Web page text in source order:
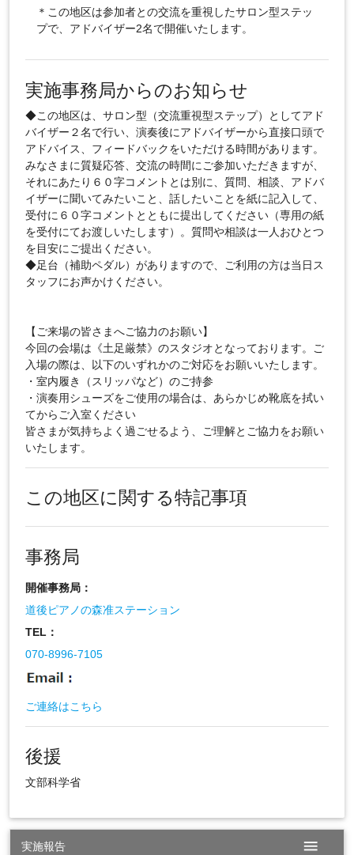
＊この地区は参加者との交流を重視したサロン型ステッ
プで、アドバイザー2名で開催いたします。
実施事務局からのお知らせ
◆この地区は、サロン型（交流重視型ステップ）としてアド
バイザー２名で行い、演奏後にアドバイザーから直接口頭で
アドバイス、フィードバックをいただける時間があります。
みなさまに質疑応答、交流の時間にご参加いただきますが、
それにあたり６０字コメントとは別に、質問、相談、アドバ
イザーに聞いてみたいこと、話したいことを紙に記入して、
受付に６０字コメントとともに提出してください（専用の紙
を受付にてお渡しいたします）。質問や相談は一人おひとつ
を目安にご提出ください。
◆足台（補助ペダル）がありますので、ご利用の方は当日ス
タッフにお声かけください。
【ご来場の皆さまへご協力のお願い】
今回の会場は《土足厳禁》のスタジオとなっております。ご
入場の際は、以下のいずれかのご対応をお願いいたします。
・室内履き（スリッパなど）のご持参
・演奏用シューズをご使用の場合は、あらかじめ靴底を拭い
てからご入室ください
皆さまが気持ちよく過ごせるよう、ご理解とご協力をお願い
いたします。
この地区に関する特記事項
事務局
開催事務局：
道後ピアノの森准ステーション
TEL：
070-8996-7105
ご連絡はこちら
後援
文部科学省
実施報告 menu